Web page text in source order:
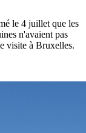
le 4 juillet que les
n'avaient pas
visite à Bruxelles.